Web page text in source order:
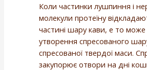
Коли частинки лушпиння і
молекули протеїну
частині шару кави, е то
утворення спресованого
спресованої твердої маси.
закупорює отвори на дні